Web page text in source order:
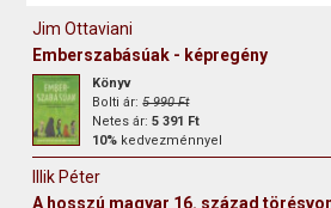
Jim Ottaviani
Emberszabásúak - képregény
Könyv
Bolti ár:5 990 Ft
Netes ár:5 391 Ft
10% kedvezménnyel
Illik Péter
A hosszú magyar 16. század